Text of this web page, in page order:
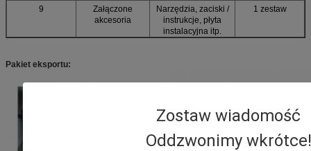
Zostaw wiadomość
Oddzwonimy wkrótce!
9
Załączone
akcesoria
Narzędzia, zaciski /
instrukcje, płyta
instalacyjna itp.
1 zestaw
Pakiet eksportu: